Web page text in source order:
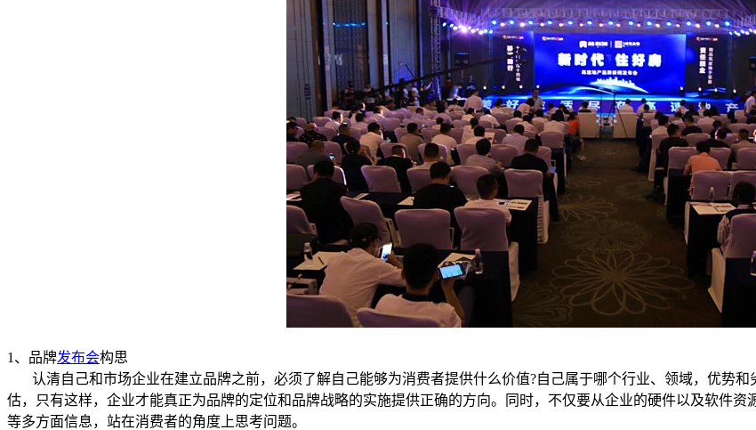
1、品牌发布会构思
认清自己和市场企业在建立品牌之前，必须了解自己能够为消费者提供什么价值?自己属于哪个行业、领域，优势
估，只有这样，企业才能真正为品牌的定位和品牌战略的实施提供正确的方向。同时，不仅要从企业的硬件以及软件
等多方面信息，站在消费者的角度上思考问题。